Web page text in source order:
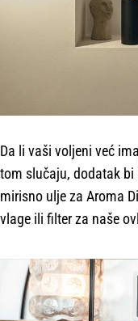
Da li vaši voljeni već
tom slučaju, dodatak bi
mirisno ulje za Aroma
vlage ili filter za naše